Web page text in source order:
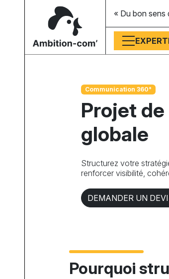
« Du bon
Communication 360°
Projet
globale
Structurez votre
renforcer visibilité,
DEMANDER UN
Pourquoi